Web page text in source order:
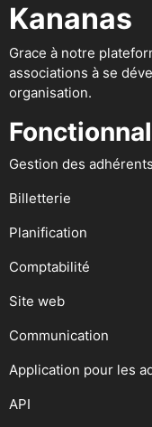
Kananas
Grace à notre
associations à se
organisation.
Gestion des adhérents
Billetterie
Planification
Comptabilité
Site web
Communication
Application pour les
API